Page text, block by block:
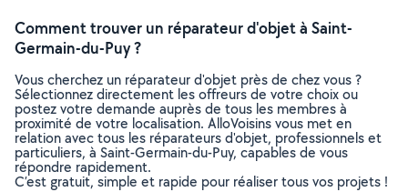
Comment trouver un réparateur d'objet à Saint-
Germain-du-Puy ?
Vous cherchez un réparateur d'objet près de chez vous ?
Sélectionnez directement les offreurs de votre choix ou
postez votre demande auprès de tous les membres à
proximité de votre localisation. AlloVoisins vous met en
relation avec tous les réparateurs d'objet, professionnels et
particuliers, à Saint-Germain-du-Puy, capables de vous
répondre rapidement.
C’est gratuit, simple et rapide pour réaliser tous vos projets !